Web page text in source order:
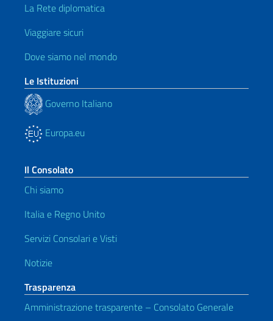
La Rete diplomatica
Viaggiare sicuri
Dove siamo nel mondo
Le Istituzioni
Governo Italiano
Europa.eu
Il Consolato
Chi siamo
Italia e Regno Unito
Servizi Consolari e Visti
Notizie
Trasparenza
Amministrazione trasparente – Consolato Generale